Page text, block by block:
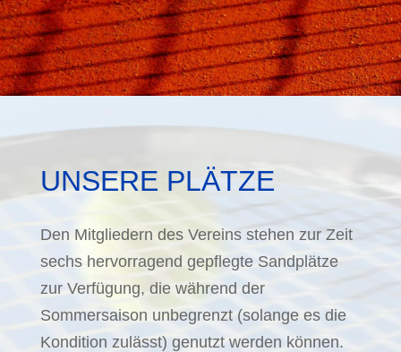
UNSERE PLÄTZE
Den Mitgliedern des Vereins stehen zur Zeit
sechs hervorragend gepflegte Sandplätze
zur Verfügung, die während der
Sommersaison unbegrenzt (solange es die
Kondition zulässt) genutzt werden können.